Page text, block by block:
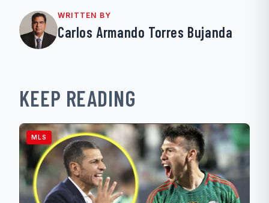
WRITTEN BY
Carlos Armando Torres Bujanda
KEEP READING
MLS